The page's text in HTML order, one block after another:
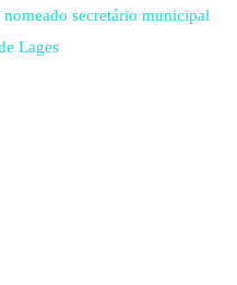
secretário municipal
Lages